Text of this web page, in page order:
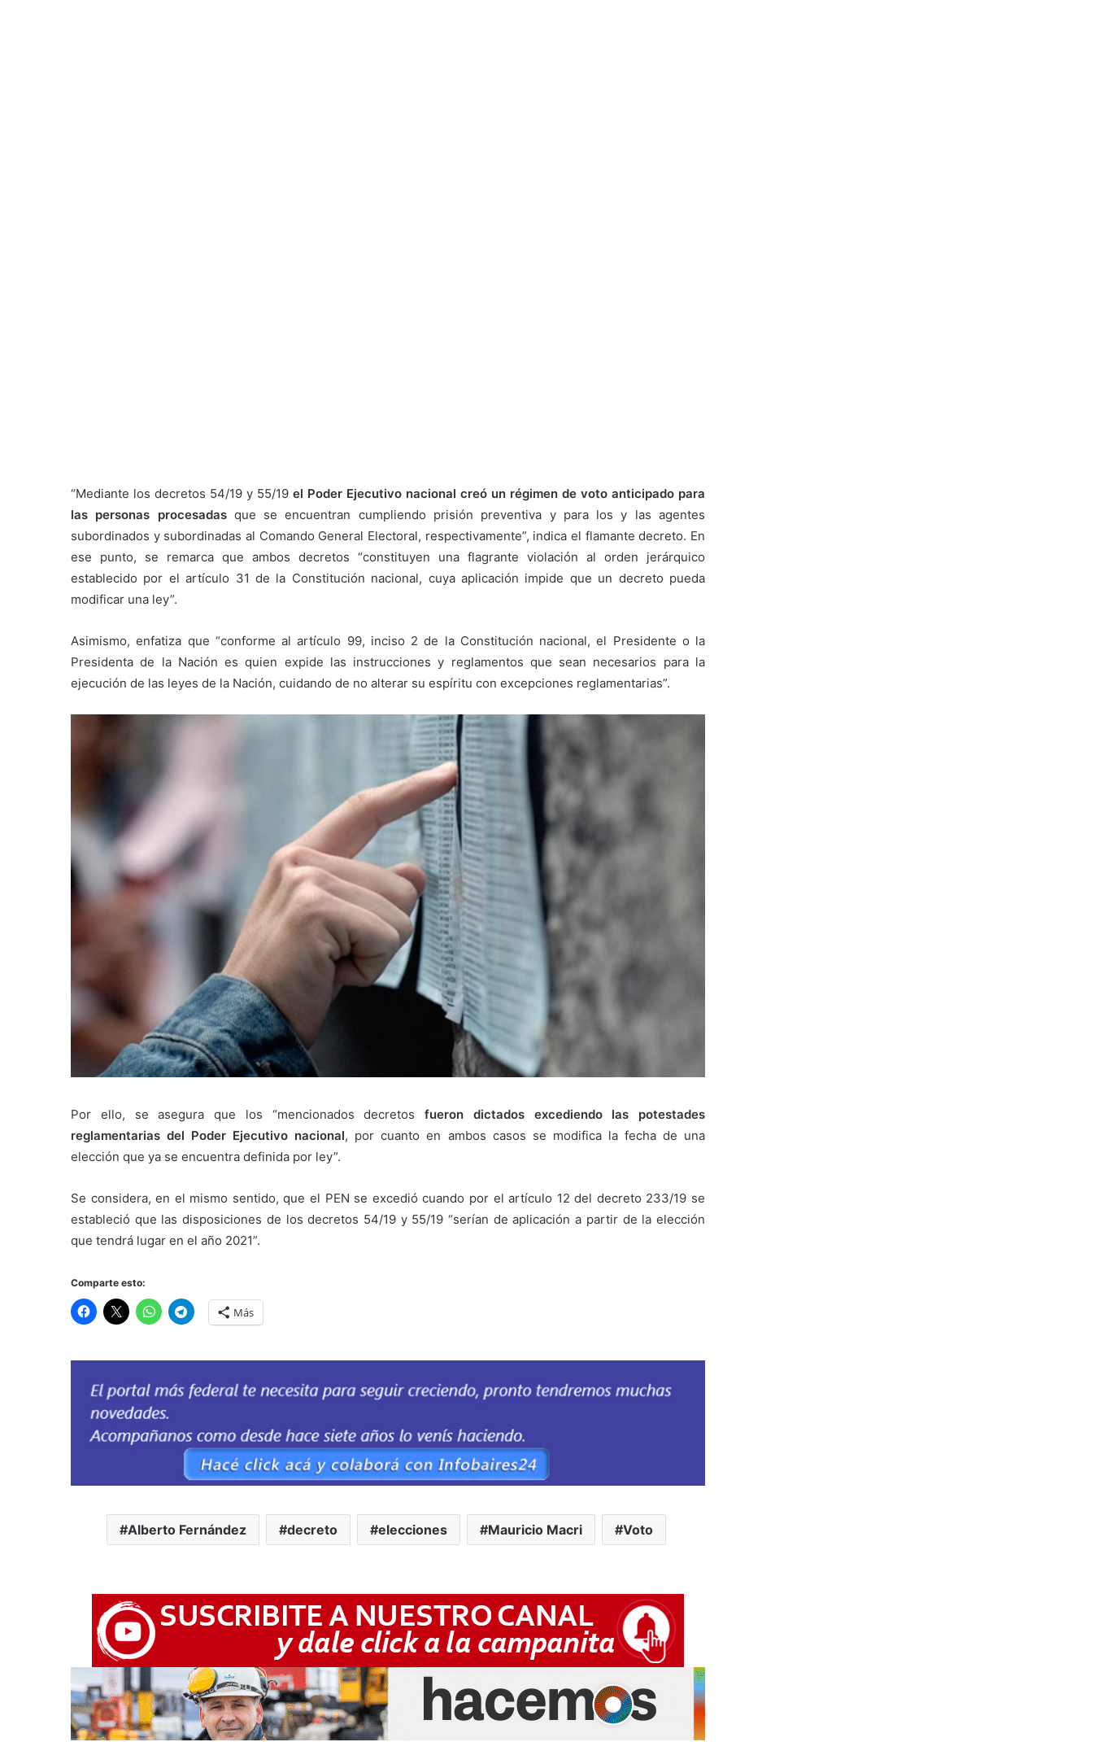
“Mediante los decretos 54/19 y 55/19 el Poder Ejecutivo nacional creó un régimen de voto anticipado para
las personas procesadasque se encuentran cumpliendo prisión preventiva y para los y las agentes
subordinados y subordinadas al Comando General Electoral, respectivamente”, indica el flamante decreto. En
ese punto, se remarca que ambos decretos “constituyen una flagrante violación al orden jerárquico
establecido por el artículo 31 de la Constitución nacional, cuya aplicación impide que un decreto pueda
modificar una ley”.
Asimismo, enfatiza que “conforme al artículo 99, inciso 2 de la Constitución nacional, el Presidente o la
Presidenta de la Nación es quien expide las instrucciones y reglamentos que sean necesarios para la
ejecución de las leyes de la Nación, cuidando de no alterar su espíritu con excepciones reglamentarias”.
Por ello, se asegura que los “mencionados decretos fueron dictados excediendo las potestades
reglamentarias del Poder Ejecutivo nacional, por cuanto en ambos casos se modifica la fecha de una
elección que ya se encuentra definida por ley”.
Se considera, en el mismo sentido, que el PEN se excedió cuando por el artículo 12 del decreto 233/19 se
estableció que las disposiciones de los decretos 54/19 y 55/19 “serían de aplicación a partir de la elección
que tendrá lugar en el año 2021”.
Comparte esto:
Más
Alberto Fernández decreto elecciones Mauricio Macri Voto